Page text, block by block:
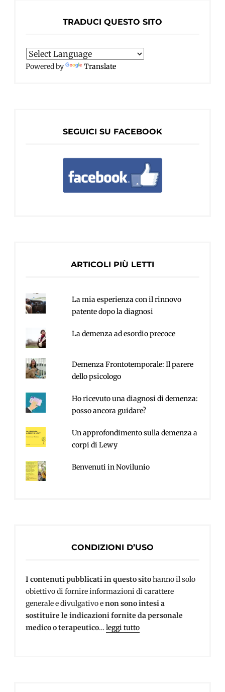
TRADUCI QUESTO SITO
Powered by Translate
SEGUICI SU FACEBOOK
ARTICOLI PIÙ LETTI
La mia esperienza con il rinnovo
patente dopo la diagnosi
La demenza ad esordio precoce
Demenza Frontotemporale: Il parere
dello psicologo
Ho ricevuto una diagnosi di demenza:
posso ancora guidare?
Un approfondimento sulla demenza a
corpi di Lewy
Benvenuti in Novilunio
CONDIZIONI D’USO
I contenuti pubblicati in questo sitohanno il solo
obiettivo di fornire informazioni di carattere
generale e divulgativo enon sono intesi a
sostituire le indicazioni fornite da personale
medico o terapeutico…leggi tutto